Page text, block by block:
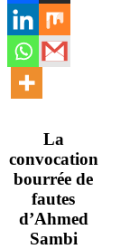
La
convocation
bourrée de
fautes
d’Ahmed
Sambi